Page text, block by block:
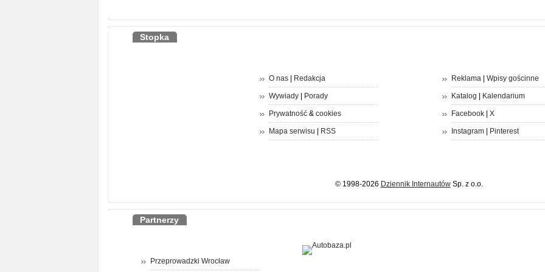
Stopka
O nas| Redakcja
Wywiady| Porady
Prywatność& cookies
Mapa serwisu RSS
Reklama| Wpisy gościnne
Katalog Kalendarium
Facebook| X
Instagram| Pinterest
© 1998-2026 Dziennik InternautówSp. z o.o.
Partnerzy
Przeprowadzki Wrocław